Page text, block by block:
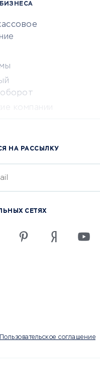
компании
онлайн
НА РАССЫЛКУ
СЕТЯХ
Пользовательское соглашение